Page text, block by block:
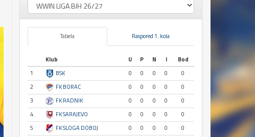
Tabela Raspored 1. kola
Klub U P N I
Bod
1
BSK 0 0 0 0
0
2
FK BORAC 0 0 0 0
0
3
FK RADNIK 0 0 0 0
0
4
FK SARAJEVO 0 0 0 0
0
5
FK SLOGA DOBOJ 0 0 0 0
0